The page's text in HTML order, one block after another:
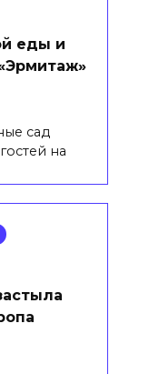
еды и
сад
на